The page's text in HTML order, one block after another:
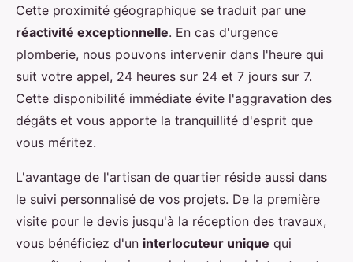
Cette proximité géographique se traduit par une
réactivité exceptionnelle. En cas d'urgence
plomberie, nous pouvons intervenir dans l'heure qui
suit votre appel, 24 heures sur 24 et 7 jours sur 7.
Cette disponibilité immédiate évite l'aggravation des
dégâts et vous apporte la tranquillité d'esprit que
vous méritez.
L'avantage de l'artisan de quartier réside aussi dans
le suivi personnalisé de vos projets. De la première
visite pour le devis jusqu'à la réception des travaux,
vous bénéficiez d'un interlocuteur unique qui